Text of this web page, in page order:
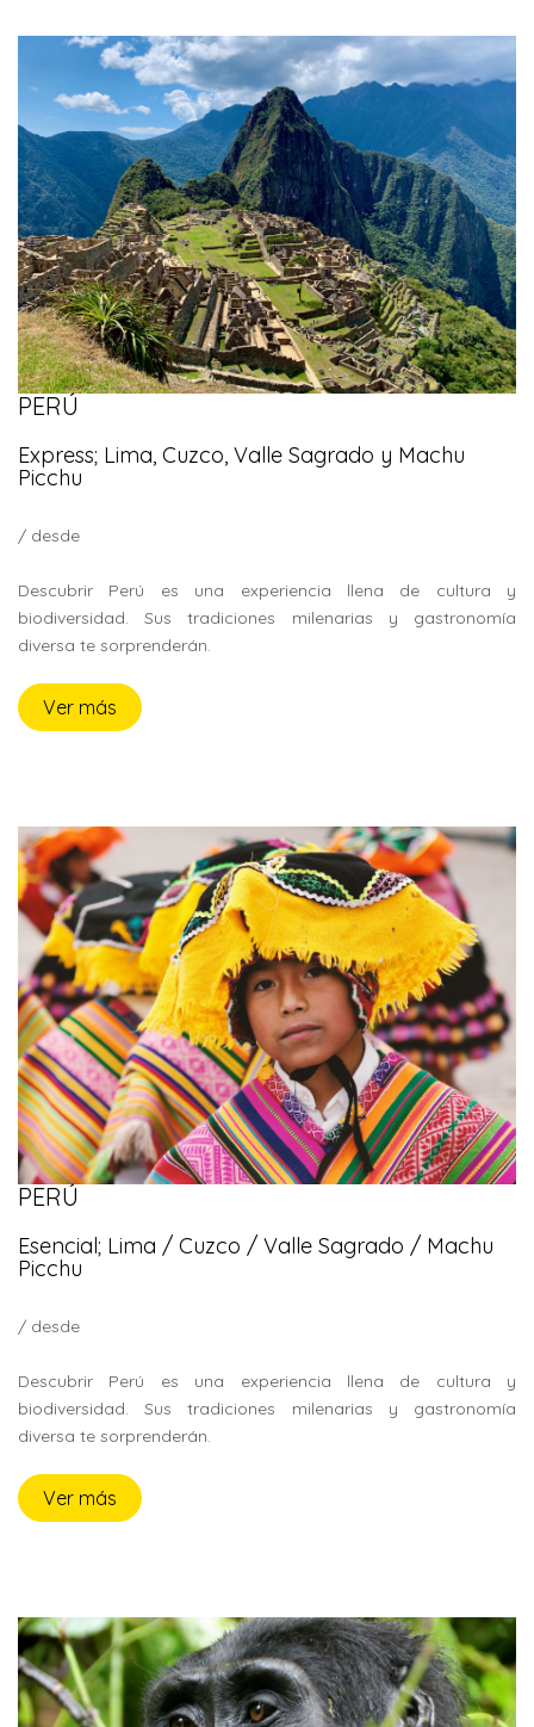
PERÚ
Express; Lima, Cuzco, Valle Sagrado y Machu
Picchu
/ desde
Descubrir Perú es una experiencia llena de cultura y
biodiversidad. Sus tradiciones milenarias y gastronomía
diversa te sorprenderán.
Ver más
PERÚ
Esencial; Lima / Cuzco / Valle Sagrado / Machu
Picchu
/ desde
Descubrir Perú es una experiencia llena de cultura y
biodiversidad. Sus tradiciones milenarias y gastronomía
diversa te sorprenderán.
Ver más